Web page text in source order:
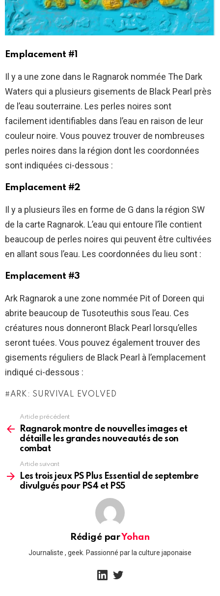
Emplacement #1
Il y a une zone dans le Ragnarok nommée The Dark
Waters qui a plusieurs gisements de Black Pearl près
de l’eau souterraine. Les perles noires sont
facilement identifiables dans l’eau en raison de leur
couleur noire. Vous pouvez trouver de nombreuses
perles noires dans la région dont les coordonnées
sont indiquées ci-dessous :
Emplacement #2
Il y a plusieurs îles en forme de G dans la région SW
de la carte Ragnarok. L’eau qui entoure l’île contient
beaucoup de perles noires qui peuvent être cultivées
en allant sous l’eau. Les coordonnées du lieu sont :
Emplacement #3
Ark Ragnarok a une zone nommée Pit of Doreen qui
abrite beaucoup de Tusoteuthis sous l’eau. Ces
créatures nous donneront Black Pearl lorsqu’elles
seront tuées. Vous pouvez également trouver des
gisements réguliers de Black Pearl à l’emplacement
indiqué ci-dessous :
ARK: SURVIVAL EVOLVED
more
Article précédent
Ragnarok montre de nouvelles images et
détaille les grandes nouveautés de son
combat
Article suivant
Les trois jeux PS Plus Essential de septembre
divulgués pour PS4 et PS5
Rédigé parYohan
Journaliste , geek. Passionné par la culture japonaise
linkedin